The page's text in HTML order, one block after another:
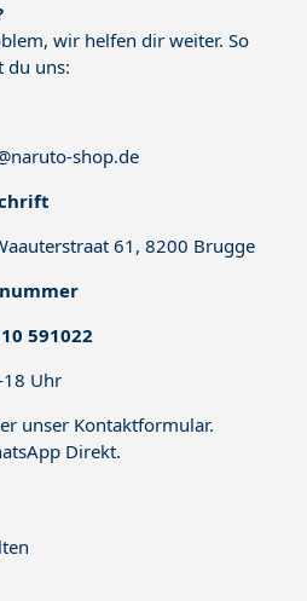
wir helfen dir weiter. So
du uns:
shop.de
61, 8200 Brugge
591022
Uhr
unser Kontaktformular.
Direkt.